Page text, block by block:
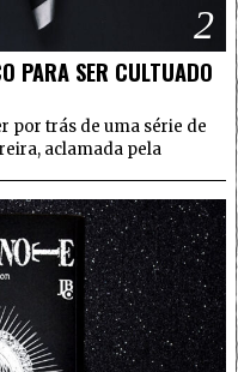
2
PARA SER CULTUADO
por trás de uma série de
aclamada pela